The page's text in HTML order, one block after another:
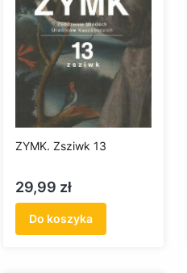
ZYMK. Zsziwk 13
Cena
29,99 zł
Do koszyka